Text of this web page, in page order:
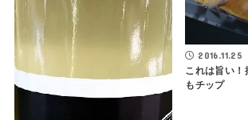
2016.11.25
これは旨い！
もチップ